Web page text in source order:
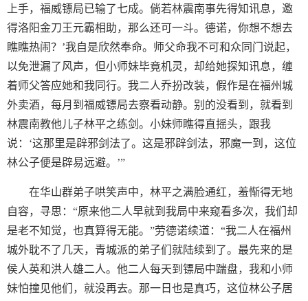
上手，福威镖局已输了七成。倘若林震南事先得知讯息，邀
得洛阳金刀王元霸相助，那么还可一斗。德诺，你想不想去
瞧瞧热闹？’我自是欣然奉命。师父命我不可和众同门说起，
以免泄漏了风声，但小师妹毕竟机灵，却给她探知讯息，缠
着师父答应她和我同行。我二人乔扮改装，假作是在福州城
外卖酒，每月到福威镖局去察看动静。别的没看到，就看到
林震南教他儿子林平之练剑。小妹师瞧得直摇头，跟我
说：‘这那里是辟邪剑法了。这是邪辟剑法，邪魔一到，这位
林公子便是辟易远避。’”
在华山群弟子哄笑声中，林平之满脸通红，羞惭得无地
自容，寻思：“原来他二人早就到我局中来窥看多次，我们却
是老不知觉，也真算得无能。”劳德诺续道：“我二人在福州
城外耽不了几天，青城派的弟子们就陆续到了。最先来的是
侯人英和洪人雄二人。他二人每天到镖局中踹盘，我和小师
妹怕撞见他们，就没再去。那一日也是真巧，这位林公子居